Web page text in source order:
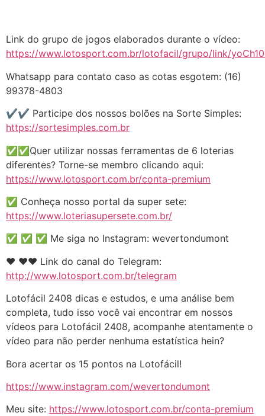
Link do grupo de jogos elaborados durante o vídeo:
https://www.lotosport.com.br/lotofacil/grupo/link/
Whatsapp para contato caso as cotas esgotem: (16)
99378-4803
✔️✔️ Participe dos nossos bolões na Sorte Simples:
https://sortesimples.com.br
✅✅Quer utilizar nossas ferramentas de 6 loterias
diferentes? Torne-se membro clicando aqui:
https://www.lotosport.com.br/conta-premium
✅ Conheça nosso portal da super sete:
https://www.loteriasupersete.com.br/
✅ ✅ ✅ Me siga no Instagram: wevertondumont
❤️️ ❤️️❤️️ Link do canal do Telegram:
http://www.lotosport.com.br/telegram
Lotofácil 2408 dicas e estudos, e uma análise bem
completa, tudo isso você vai encontrar em nossos
vídeos para Lotofácil 2408, acompanhe atentamente o
vídeo para não perder nenhuma estatística hein?
Bora acertar os 15 pontos na Lotofácil!
https://www.instagram.com/wevertondumont
Meu site: https://www.lotosport.com.br/conta-premium